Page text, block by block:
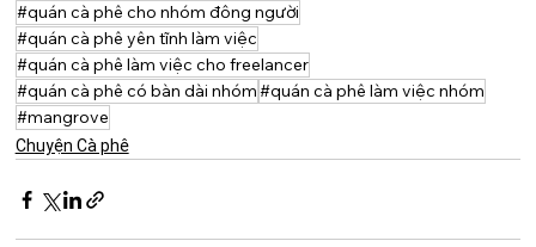
#quán cà phê cho nhóm đông người
#quán cà phê yên tĩnh làm việc
#quán cà phê làm việc cho freelancer
#quán cà phê có bàn dài nhóm#quán cà phê làm việc nhóm
#mangrove
Chuyện Cà phê